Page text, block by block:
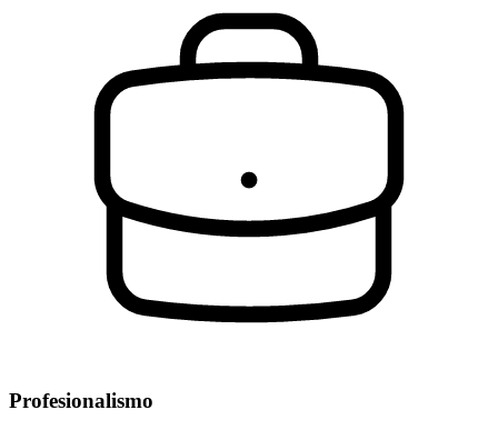
Profesionalismo